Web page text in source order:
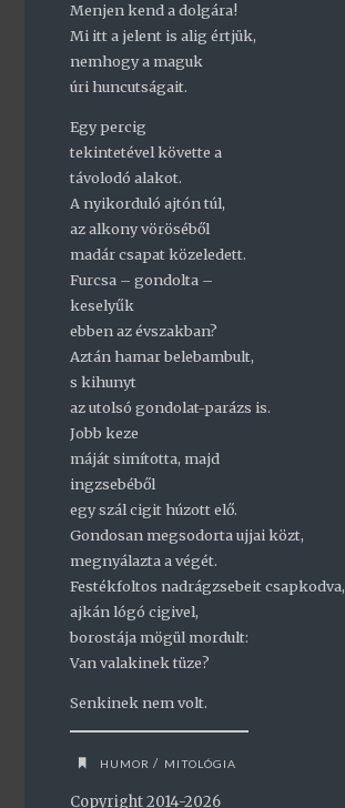
Menjen kend a dolgára!
Mi itt a jelent is alig értjük,
nemhogy a maguk
úri huncutságait.
Egy percig
tekintetével követte a
távolodó alakot.
A nyikorduló ajtón túl,
az alkony vöröséből
madár csapat közeledett.
Furcsa – gondolta –
keselyűk
ebben az évszakban?
Aztán hamar belebambult,
s kihunyt
az utolsó gondolat-parázs is.
Jobb keze
máját simította, majd
ingzsebéből
egy szál cigit húzott elő.
Gondosan megsodorta ujjai közt,
megnyálazta a végét.
Festékfoltos nadrágzsebeit csapkodva,
ajkán lógó cigivel,
borostája mögül mordult:
Van valakinek tüze?
Senkinek nem volt.
HUMOR / MITOLÓGIA
Copyright 2014-2026